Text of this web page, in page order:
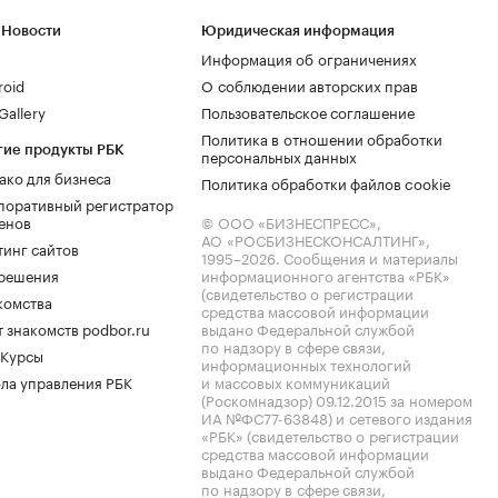
продукты РБК
для бизнеса
регистратор
сайтов
знакомств podbor.ru
управления РБК
Юридическая информация
Информация об ограничениях
О соблюдении авторских прав
Пользовательское соглашение
Политика в отношении обработки
персональных данных
Политика обработки файлов cookie
© ООО «БИЗНЕСПРЕСС»,
АО «РОСБИЗНЕСКОНСАЛТИНГ»,
1995–2026. Сообщения и материалы
информационного агентства «РБК»
(свидетельство о регистрации
средства массовой информации
выдано Федеральной службой
по надзору в сфере связи,
информационных технологий
и массовых коммуникаций
(Роскомнадзор) 09.12.2015 за номером
ИА №ФС77-63848) и сетевого издания
«РБК» (свидетельство о регистрации
средства массовой информации
выдано Федеральной службой
по надзору в сфере связи,